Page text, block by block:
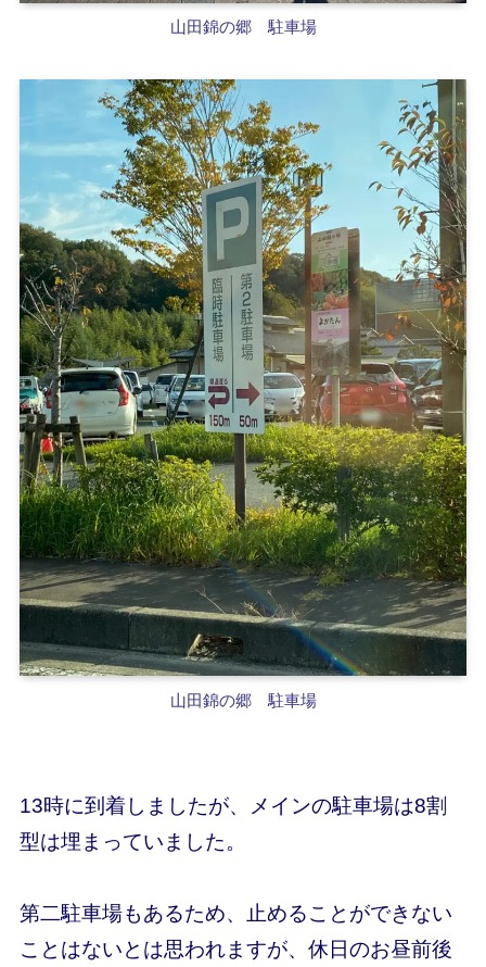
山田錦の郷 駐車場
山田錦の郷 駐車場
13時に到着しましたが、メインの駐車場は8割
型は埋まっていました。
第二駐車場もあるため、止めることができない
ことはないとは思われますが、休日のお昼前後